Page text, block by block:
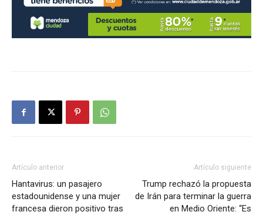
Artículo anterior
Hantavirus: un pasajero
estadounidense y una mujer
francesa dieron positivo tras
Artículo siguiente
Trump rechazó la propuesta
de Irán para terminar la guerra
en Medio Oriente: “Es